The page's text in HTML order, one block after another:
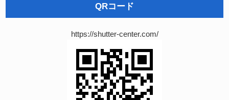
QRコード
https://shutter-center.com/